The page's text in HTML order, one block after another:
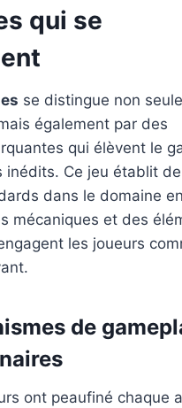
qui se
se distingue non
également par des
qui élèvent le
inédits. Ce jeu établit de
dans le domaine en
mécaniques et des
les joueurs
de
ont peaufiné chaque